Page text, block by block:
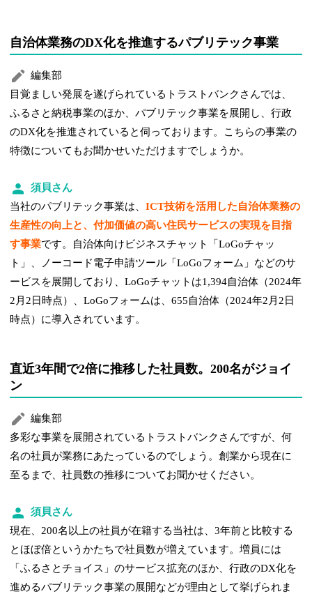
自治体業務のDX化を推進するパブリテック事業
編集部
目覚ましい発展を遂げられているトラストバンクさんでは、
ふるさと納税事業のほか、パブリテック事業を展開し、行政
のDX化を推進されていると伺っております。こちらの事業の
特徴についてもお聞かせいただけますでしょうか。
須貝さん
当社のパブリテック事業は、ICT技術を活用した自治体業務の
生産性の向上と、付加価値の高い住民サービスの実現を目指
す事業です。自治体向けビジネスチャット「LoGoチャッ
ト」、ノーコード電子申請ツール「LoGoフォーム」などのサ
ービスを展開しており、LoGoチャットは1,394自治体（2024年
2月2日時点）、LoGoフォームは、655自治体（2024年2月2日
時点）に導入されています。
直近3年間で2倍に推移した社員数。200名がジョイ
ン
編集部
多彩な事業を展開されているトラストバンクさんですが、何
名の社員が業務にあたっているのでしょう。創業から現在に
至るまで、社員数の推移についてお聞かせください。
須貝さん
現在、200名以上の社員が在籍する当社は、3年前と比較する
とほぼ倍というかたちで社員数が増えています。増員には
「ふるさとチョイス」のサービス拡充のほか、行政のDX化を
進めるパブリテック事業の展開などが理由として挙げられま